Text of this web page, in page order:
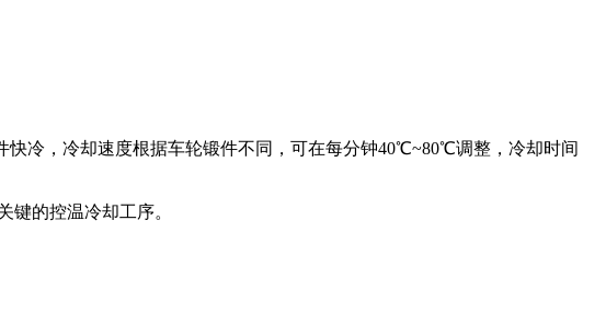
冷，冷却速度根据车轮锻件不同，可在每分钟40℃~80℃调整，冷却时间
键的控温冷却工序。